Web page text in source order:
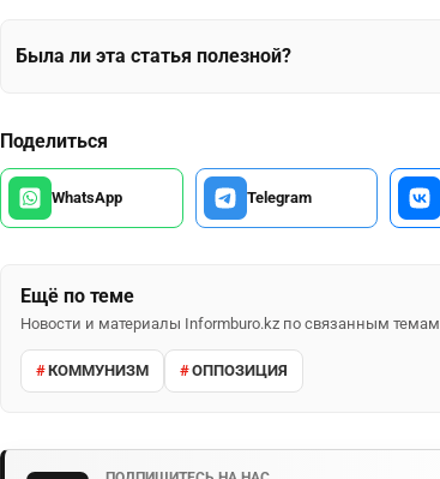
Была ли эта статья полезной?
Поделиться
WhatsApp Telegram
Ещё по теме
Новости и материалы Informburo.kz по связанным темам
КОММУНИЗМ ОППОЗИЦИЯ